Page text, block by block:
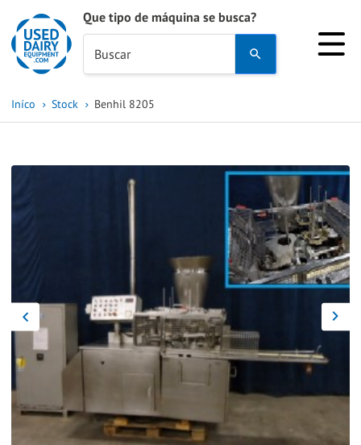
Que tipo de máquina se busca?
Buscar
Press
enter
to
go
to
the
search
Iníco Stock Benhil 8205